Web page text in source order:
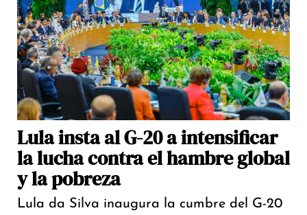
Lula insta al G-20 a intensificar
la lucha contra el hambre global
y la pobreza
Lula da Silva inaugura la cumbre del G-20